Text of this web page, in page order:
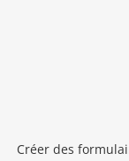
Créer des